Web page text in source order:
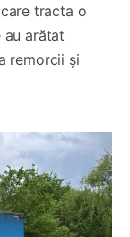
tracta o
arătat
remorcii și